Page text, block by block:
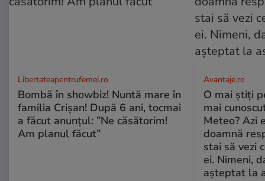
Libertateapentrufemei.ro
Bombă în showbiz! Nuntă mare în
familia Crișan! După 6 ani, tocmai
a făcut anunțul: ”Ne căsătorim!
Am planul făcut”
Avantaje.ro
O mai știți
mai
Meteo? Azi
doamnă
stai să vezi
ei. Nimeni,
așteptat la